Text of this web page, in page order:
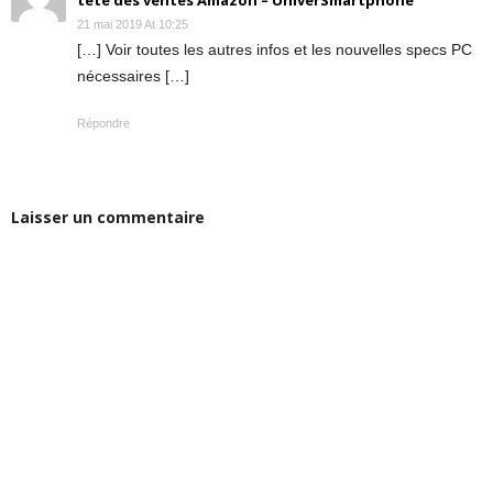
21 mai 2019 At 10:25
[…] Voir toutes les autres infos et les nouvelles specs PC
nécessaires […]
Répondre
Laisser un commentaire